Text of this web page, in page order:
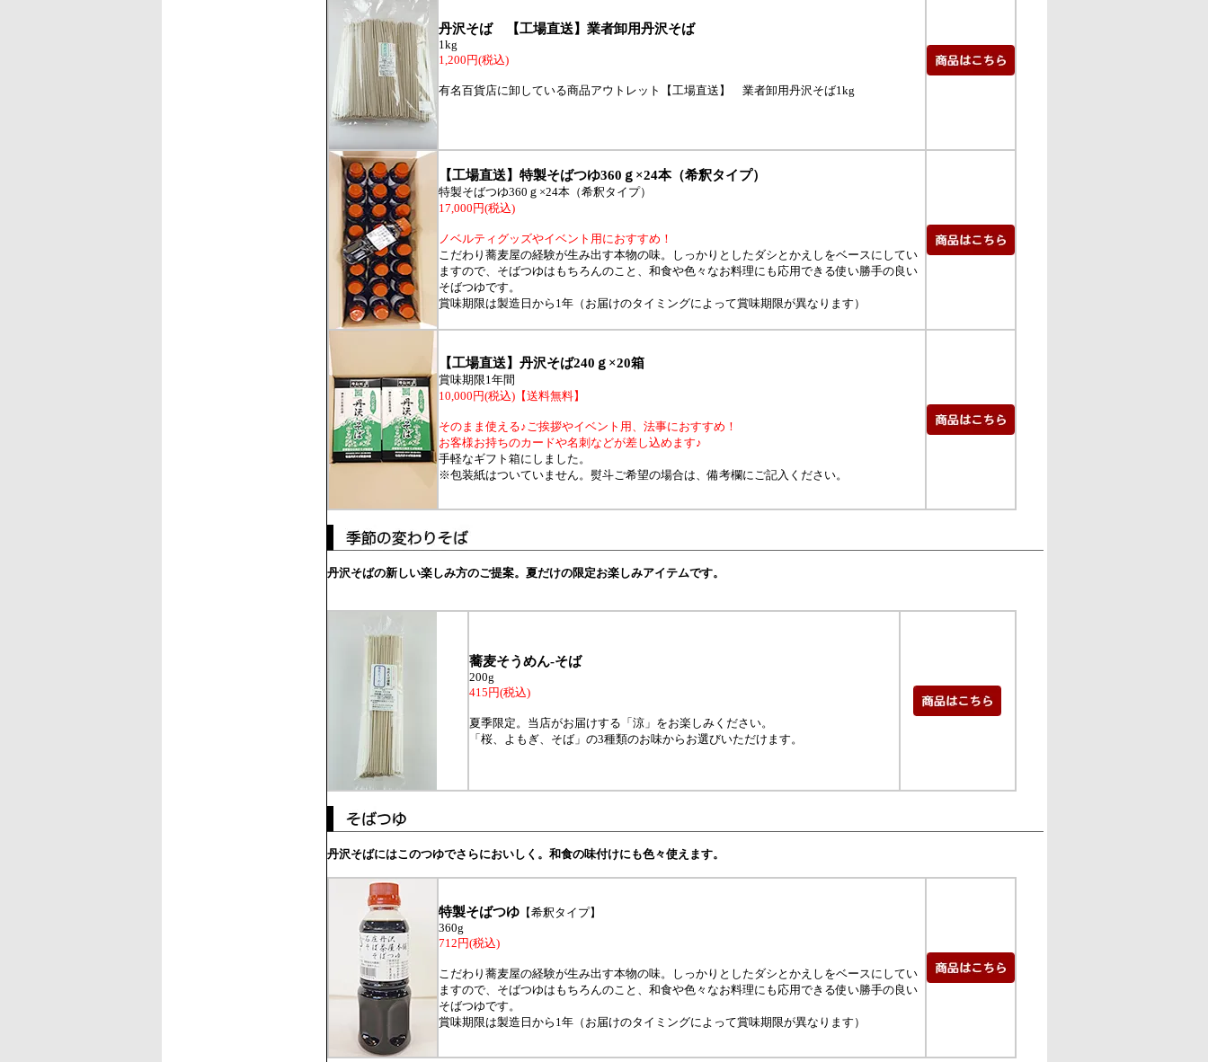
丹沢そば 【工場直送】業者卸用丹沢そば
1kg
1,200円(税込)
有名百貨店に卸している商品アウトレット【工場直送】 業者卸用丹沢そば1kg
【工場直送】特製そばつゆ360ｇ×24本（希釈タイプ）
特製そばつゆ360ｇ×24本（希釈タイプ）
17,000円(税込)
ノベルティグッズやイベント用におすすめ！
こだわり蕎麦屋の経験が生み出す本物の味。しっかりとしたダシとかえしをベースにしてい
ますので、そばつゆはもちろんのこと、和食や色々なお料理にも応用できる使い勝手の良い
そばつゆです。
賞味期限は製造日から1年（お届けのタイミングによって賞味期限が異なります）
【工場直送】丹沢そば240ｇ×20箱
賞味期限1年間
10,000円(税込)【送料無料】
そのまま使える♪ご挨拶やイベント用、法事におすすめ！
お客様お持ちのカードや名刺などが差し込めます♪
手軽なギフト箱にしました。
※包装紙はついていません。熨斗ご希望の場合は、備考欄にご記入ください。
丹沢そばの新しい楽しみ方のご提案。夏だけの限定お楽しみアイテムです。
蕎麦そうめん-そば
200g
415円(税込)
夏季限定。当店がお届けする「涼」をお楽しみください。
「桜、よもぎ、そば」の3種類のお味からお選びいただけます。
丹沢そばにはこのつゆでさらにおいしく。和食の味付けにも色々使えます。
特製そばつゆ【希釈タイプ】
360g
712円(税込)
こだわり蕎麦屋の経験が生み出す本物の味。しっかりとしたダシとかえしをベースにしてい
ますので、そばつゆはもちろんのこと、和食や色々なお料理にも応用できる使い勝手の良い
そばつゆです。
賞味期限は製造日から1年（お届けのタイミングによって賞味期限が異なります）